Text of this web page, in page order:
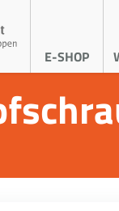
E-SHOP